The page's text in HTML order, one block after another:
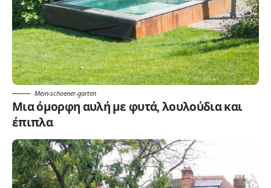
Mein-schoener-garten
Μια όμορφη αυλή με φυτά, λουλούδια και
έπιπλα